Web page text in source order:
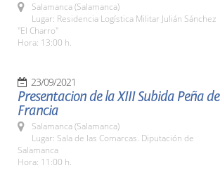
Salamanca (Salamanca)
Lugar: Residencia Logística Militar Julián Sánchez
"El Charro"
Hora: 13:00 h.
23/09/2021
Presentacion de la XIII Subida Peña de
Francia
Salamanca (Salamanca)
Lugar: Sala de las Comarcas. Diputación de
Salamanca
Hora: 11:00 h.